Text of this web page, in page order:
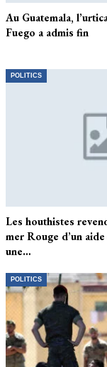
Au Guatemala,
Fuego a admis fin
POLITICS
Les houthistes
mer Rouge d’un
une…
POLITICS